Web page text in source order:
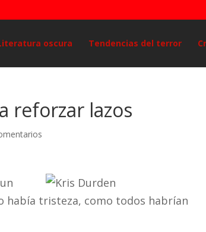
oscura Tendencias del terror
reforzar lazos
había tristeza, como todos habrían